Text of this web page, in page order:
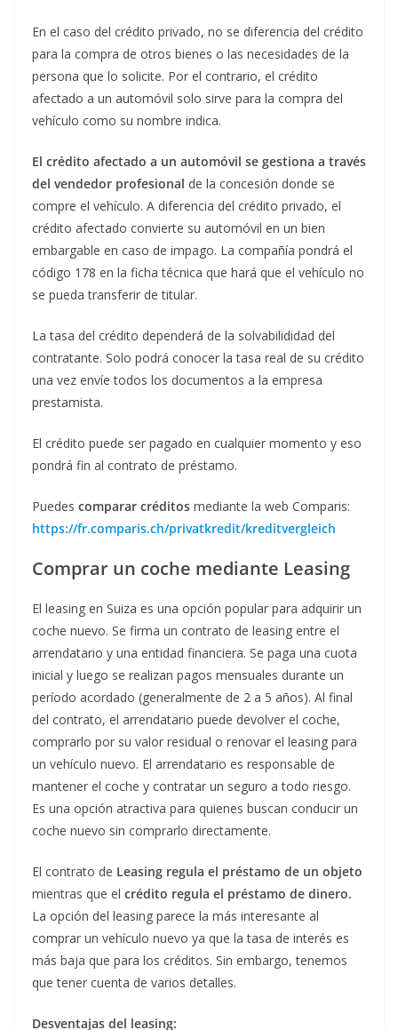
En el caso del crédito privado, no se diferencia del crédito
para la compra de otros bienes o las necesidades de la
persona que lo solicite. Por el contrario, el crédito
afectado a un automóvil solo sirve para la compra del
vehículo como su nombre indica.
El crédito afectado a un automóvil se gestiona a través
del vendedor profesional de la concesión donde se
compre el vehículo. A diferencia del crédito privado, el
crédito afectado convierte su automóvil en un bien
embargable en caso de impago. La compañía pondrá el
código 178 en la ficha técnica que hará que el vehículo no
se pueda transferir de titular.
La tasa del crédito dependerá de la solvabilididad del
contratante. Solo podrá conocer la tasa real de su crédito
una vez envíe todos los documentos a la empresa
prestamista.
El crédito puede ser pagado en cualquier momento y eso
pondrá fin al contrato de préstamo.
Puedes comparar créditos mediante la web Comparis:
https://fr.comparis.ch/privatkredit/kreditvergleich
Comprar un coche mediante Leasing
El leasing en Suiza es una opción popular para adquirir un
coche nuevo. Se firma un contrato de leasing entre el
arrendatario y una entidad financiera. Se paga una cuota
inicial y luego se realizan pagos mensuales durante un
período acordado (generalmente de 2 a 5 años). Al final
del contrato, el arrendatario puede devolver el coche,
comprarlo por su valor residual o renovar el leasing para
un vehículo nuevo. El arrendatario es responsable de
mantener el coche y contratar un seguro a todo riesgo.
Es una opción atractiva para quienes buscan conducir un
coche nuevo sin comprarlo directamente.
El contrato de Leasing regula el préstamo de un objeto
mientras que el crédito regula el préstamo de dinero.
La opción del leasing parece la más interesante al
comprar un vehículo nuevo ya que la tasa de interés es
más baja que para los créditos. Sin embargo, tenemos
que tener cuenta de varios detalles.
Desventajas del leasing: